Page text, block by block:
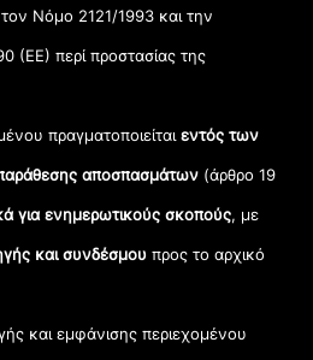
Νόμο 2121/1993 και την
(ΕΕ) περί προστασίας της
πραγματοποιείταιεντός των
αποσπασμάτων (άρθρο 19
για ενημερωτικούς σκοπούς, με
και συνδέσμου προς το αρχικό
και εμφάνισης περιεχομένου